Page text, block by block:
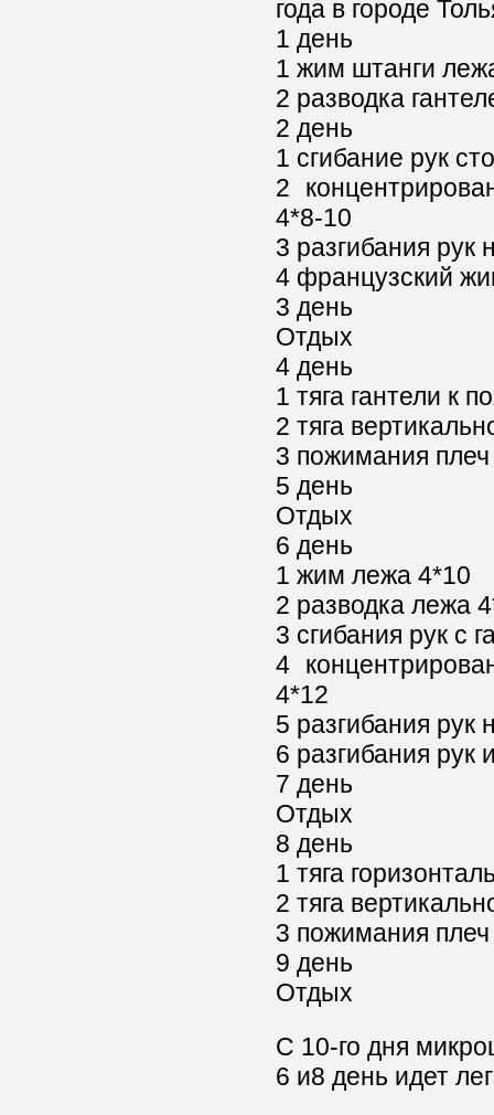
года в городе
1 день
1 жим штанги
2 разводка
2 день
1 сгибание рук
2
4*8-10
3 разгибания рук
4 французский
3 день
Отдых
4 день
1 тяга гантели к
2 тяга
3 пожимания
5 день
Отдых
6 день
1 жим лежа 4*10
2 разводка лежа
3 сгибания рук с
4
4*12
5 разгибания рук
6 разгибания рук
7 день
Отдых
8 день
1 тяга
2 тяга
3 пожимания
9 день
Отдых
С 10-го дня
6 и8 день идет